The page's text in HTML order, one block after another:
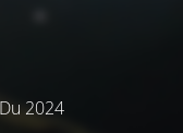
2024